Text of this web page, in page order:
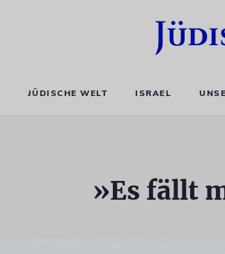
JÜDISCHE WELT ISRAEL
»Es fällt